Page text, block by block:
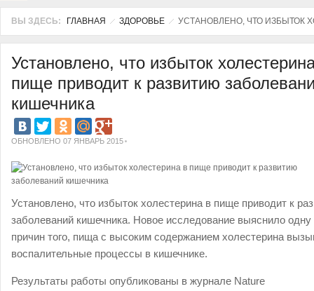
ВЫ ЗДЕСЬ: ГЛАВНАЯ ЗДОРОВЬЕ УСТАНОВЛЕНО, ЧТО ИЗБЫТОК
Установлено, что избыток
пище приводит к развитию
кишечника
ОБНОВЛЕНО 07 ЯНВАРЬ 2015
Установлено, что избыток холестерина в пище приводит к
заболеваний кишечника. Новое исследование выяснило одну
причин того, пища с высоким содержанием холестерина
воспалительные процессы в кишечнике.
Результаты работы опубликованы в журнале Nature